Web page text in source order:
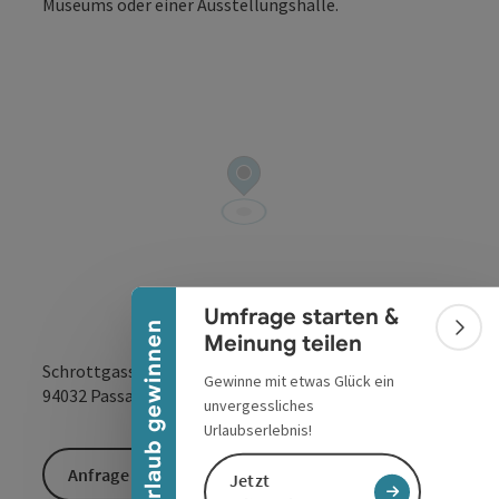
Urlaub gewinnen
Banner einklappen
Umfrage starten &
Meinung teilen
Gewinne mit etwas Glück ein
unvergessliches
Urlaubserlebnis!
Jetzt
Schrottgasse 2
94032 Passau
Anfrage senden